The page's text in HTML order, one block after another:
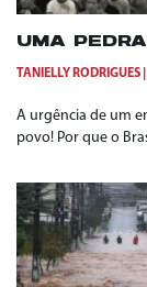
UMA
TANIELLY RODRIGUES
A urgência de um
povo! Por que o